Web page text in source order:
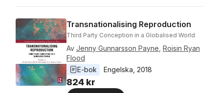
Transnationalising Reproduction
Third Party Conception in a Globalised World
Av Jenny Gunnarsson Payne Roisin Ryan
Flood
E-bok
Engelska 2018
824 kr